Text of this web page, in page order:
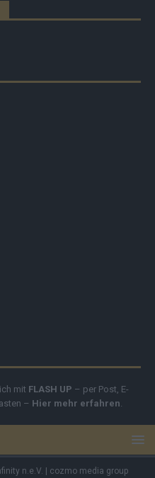
mit FLASH UP – per Post, E-
– Hier mehr erfahren
n.e.V. | cozmo media group